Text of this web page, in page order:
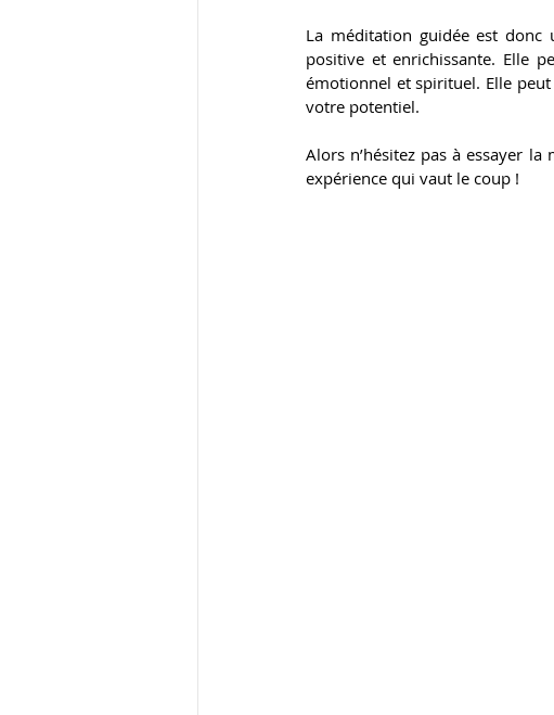
La méditation guidée est
positive et enrichissante. Elle
émotionnel et spirituel. Elle
votre potentiel.
Alors n’hésitez pas à essayer
expérience qui vaut le coup !